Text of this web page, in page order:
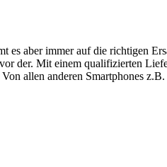
aber immer auf die richtigen
der. Mit einem qualifizierten
allen anderen Smartphones